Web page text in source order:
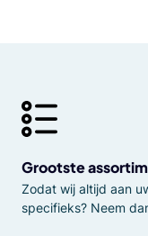
Grootste
Zodat wij altijd aan
specifieks? Neem